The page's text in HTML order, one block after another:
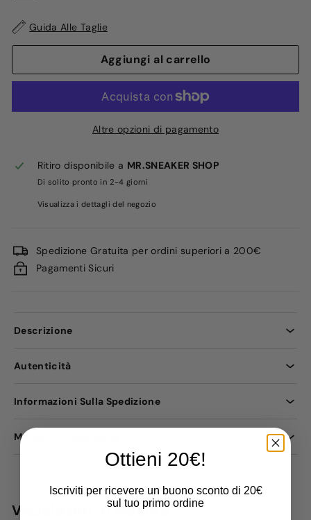
Guida Alle Taglie
Aggiungi al carrello
Altre opzioni di pagamento
Ritiro disponibile a MR.SNEAKER SHOP
Di solito pronto in 2-4 giorni
Visualizza i dettagli del negozio
Spedizione Gratuita per ordini superiori a 200€
Pagamenti Sicuri
Descrizione
Autenticità
Informazioni Sulla Spedizione
Metodi Di Pagamento
Visualizzati di recente
Ottieni 20€!
Iscriviti per ricevere un buono sconto di 20€
sul tuo primo ordine